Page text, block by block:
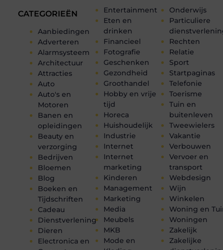
CATEGORIEËN
Aanbiedingen
Adverteren
Alarmsysteem
Architectuur
Attracties
Auto
Auto's en
Motoren
Banen en
opleidingen
Beauty en
verzorging
Bedrijven
Bloemen
Blog
Boeken en
Tijdschriften
Cadeau
Dienstverlening
Dieren
Electronica en
Entertainment
Eten en
drinken
Financieel
Fotografie
Geschenken
Gezondheid
Groothandel
Hobby en vrije
tijd
Horeca
Huishoudelijk
Industrie
Internet
Internet
marketing
Kinderen
Management
Marketing
Media
Meubels
MKB
Mode en
Onderwijs
Particuliere
Rechten
Relatie
Sport
Startpaginas
Telefonie
Toerisme
Tuin en
buitenleven
Tweewielers
Vakantie
Verbouwen
Vervoer en
transport
Webdesign
Wijn
Winkelen
Woning en
Woningen
Zakelijk
Zakelijke